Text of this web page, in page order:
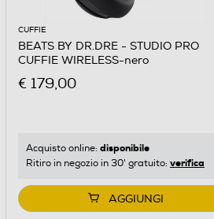
CUFFIE
BEATS BY DR.DRE - STUDIO PRO
CUFFIE WIRELESS-nero
€ 179,00
Acquisto online: disponibile
Ritiro in negozio in 30' gratuito: verifica
AGGIUNGI